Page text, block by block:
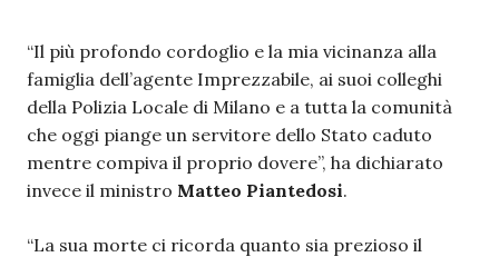
“Il più profondo cordoglio e la mia vicinanza alla
famiglia dell’agente Imprezzabile, ai suoi colleghi
della Polizia Locale di Milano e a tutta la comunità
che oggi piange un servitore dello Stato caduto
mentre compiva il proprio dovere”, ha dichiarato
invece il ministro Matteo Piantedosi.
“La sua morte ci ricorda quanto sia prezioso il